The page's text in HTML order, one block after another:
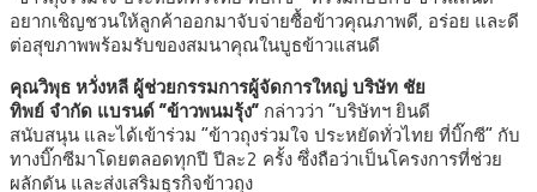
อยากเชิญชวนให้ลูกค้าออกมาจับจ่ายซื้อข้าวคุณภาพดี, อร่อย และดี
ต่อสุขภาพพร้อมรับของสมนาคุณในบูธข้าวแสนดี
คุณวิพุธ หวั่งหลี ผู้ช่วยกรรมการผู้จัดการใหญ่ บริษัท ชัย
ทิพย์ จำกัด แบรนด์ “ข้าวพนมรุ้ง” กล่าวว่า “บริษัทฯ ยินดี
สนับสนุน และได้เข้าร่วม “ข้าวถุงร่วมใจ ประหยัดทั่วไทย ที่บิ๊กซี” กับ
ทางบิ๊กซีมาโดยตลอดทุกปี ปีละ2 ครั้ง ซึ่งถือว่าเป็นโครงการที่ช่วย
ผลักดัน และส่งเสริมธุรกิจข้าวถุง